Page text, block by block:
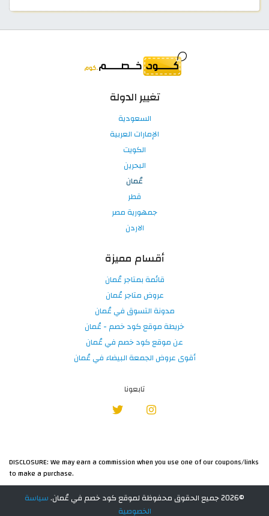
تغيير الدولة
السعودية
الإمارات العربية
الكويت
البحرين
عُمان
قطر
جمهورية مصر
الاردن
أقسام مميزة
قائمة بمتاجر عُمان
عروض متاجر عُمان
مدونة التسوق في عُمان
خريطة موقع كود خصم - عُمان
عن موقع كود خصم في عُمان
أقوى عروض الجمعة البيضاء في عُمان
تابعونا
DISCLOSURE: We may earn a commission when you use one of our coupons/links
to make a purchase.
©2026 جميع الحقوق محفوظة لموقع كود خصم في عُمان.
سياسة
الخصوصية